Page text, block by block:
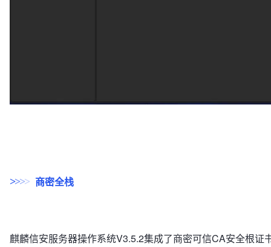
>>>> 商密全栈
麒麟信安服务器操作系统V3.5.2集成了商密可信CA安全根证